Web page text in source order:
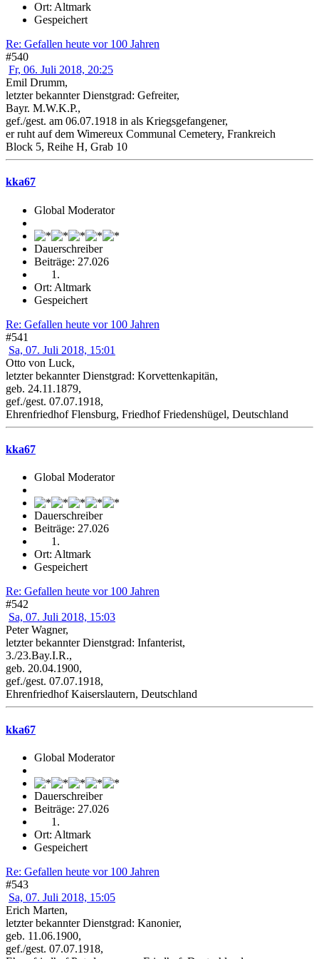
Ort: Altmark
Gespeichert
Re: Gefallen heute vor 100 Jahren
#540
Fr, 06. Juli 2018, 20:25
Emil Drumm,
letzter bekannter Dienstgrad: Gefreiter,
Bayr. M.W.K.P.,
gef./gest. am 06.07.1918 in als Kriegsgefangener,
er ruht auf dem Wimereux Communal Cemetery, Frankreich
Block 5, Reihe H, Grab 10
kka67
Global Moderator
Dauerschreiber
Beiträge: 27.026
Ort: Altmark
Gespeichert
Re: Gefallen heute vor 100 Jahren
#541
Sa, 07. Juli 2018, 15:01
Otto von Luck,
letzter bekannter Dienstgrad: Korvettenkapitän,
geb. 24.11.1879,
gef./gest. 07.07.1918,
Ehrenfriedhof Flensburg, Friedhof Friedenshügel, Deutschland
kka67
Global Moderator
Dauerschreiber
Beiträge: 27.026
Ort: Altmark
Gespeichert
Re: Gefallen heute vor 100 Jahren
#542
Sa, 07. Juli 2018, 15:03
Peter Wagner,
letzter bekannter Dienstgrad: Infanterist,
3./23.Bay.I.R.,
geb. 20.04.1900,
gef./gest. 07.07.1918,
Ehrenfriedhof Kaiserslautern, Deutschland
kka67
Global Moderator
Dauerschreiber
Beiträge: 27.026
Ort: Altmark
Gespeichert
Re: Gefallen heute vor 100 Jahren
#543
Sa, 07. Juli 2018, 15:05
Erich Marten,
letzter bekannter Dienstgrad: Kanonier,
geb. 11.06.1900,
gef./gest. 07.07.1918,